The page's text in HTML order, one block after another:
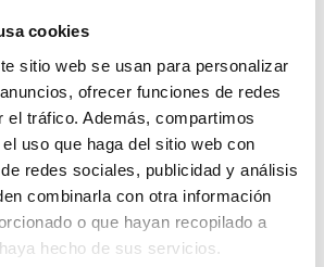
cookies
sitio web se usan para personalizar
ofrecer funciones de redes
el tráfico. Además, compartimos
uso que haga del sitio web con
redes sociales, publicidad y análisis
combinarla con otra información
o que hayan recopilado a
hecho de sus servicios.
HYDROVITON®
INSTA